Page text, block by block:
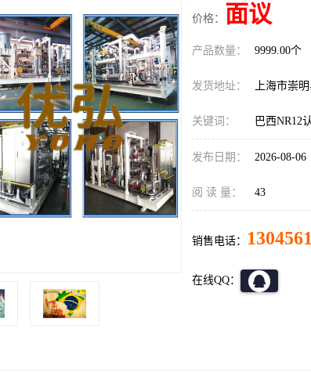
价格： 面议
产品数量： 9999.00个
发货地址： 上海市崇
关键词： 巴西NR12
发布日期： 2026-08-06
阅 读 量： 43
销售电话：
在线QQ：